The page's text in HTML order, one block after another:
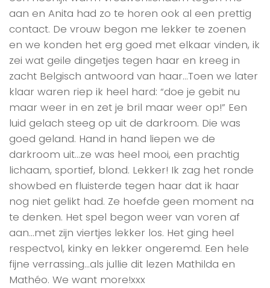
aan en Anita had zo te horen ook al een prettig
contact. De vrouw begon me lekker te zoenen
en we konden het erg goed met elkaar vinden, ik
zei wat geile dingetjes tegen haar en kreeg in
zacht Belgisch antwoord van haar…Toen we later
klaar waren riep ik heel hard: “doe je gebit nu
maar weer in en zet je bril maar weer op!” Een
luid gelach steeg op uit de darkroom. Die was
goed geland. Hand in hand liepen we de
darkroom uit…ze was heel mooi, een prachtig
lichaam, sportief, blond. Lekker! Ik zag het ronde
showbed en fluisterde tegen haar dat ik haar
nog niet gelikt had. Ze hoefde geen moment na
te denken. Het spel begon weer van voren af
aan…met zijn viertjes lekker los. Het ging heel
respectvol, kinky en lekker ongeremd. Een hele
fijne verrassing…als jullie dit lezen Mathilda en
Mathéo. We want more!xxx